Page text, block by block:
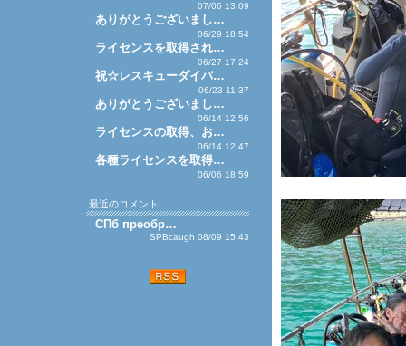
07/06 13:09
ありがとうございまし…
06/29 18:54
ライセンスを取得され…
06/27 17:24
祝☆レスキューダイバ…
06/23 11:37
ありがとうございまし…
06/14 12:56
ライセンスの取得、お…
06/14 12:47
各種ライセンスを取得…
06/06 18:59
最近のコメント
СПб преобр…
SPBcaugh 08/09 15:43